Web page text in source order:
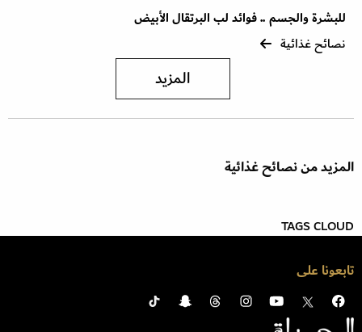
للبشرة والجسم .. فوائد لب البرتقال الأبيض
نصائح غذائية
المزيد
المزيد من نصائح غذائية
TAGS CLOUD
تابعونا على